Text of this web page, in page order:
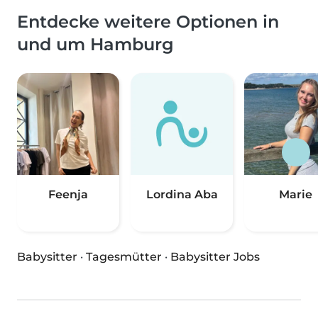
Entdecke weitere Optionen in
und um Hamburg
Feenja Lordina Aba Marie
Babysitter · Tagesmütter · Babysitter Jobs